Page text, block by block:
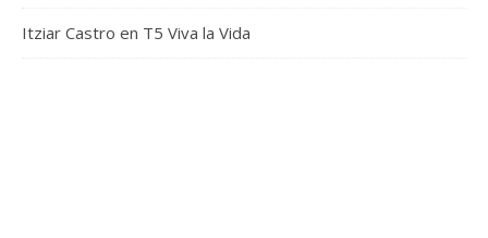
Itziar Castro en T5 Viva la Vida